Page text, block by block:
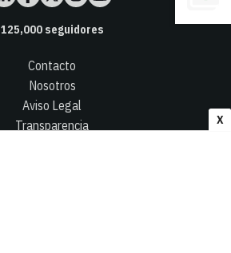
X
125,000seguidores
Contacto
Nosotros
Aviso Legal
Transparencia